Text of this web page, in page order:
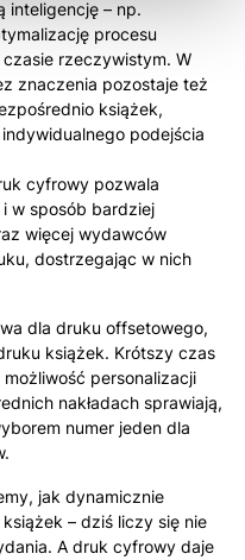
inteligencję – np.
procesu
rzeczywistym. W
znaczenia pozostaje też
książek,
podejścia
cyfrowy pozwala
w sposób bardziej
więcej wydawców
dostrzegając w nich
dla druku offsetowego,
książek. Krótszy czas
personalizacji
nakładach sprawiają,
numer jeden dla
jak dynamicznie
– dziś liczy się nie
A druk cyfrowy daje